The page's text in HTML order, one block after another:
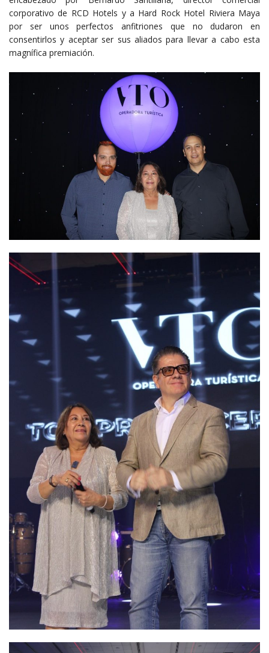
corporativo de RCD Hotels y a Hard Rock Hotel Riviera Maya
por ser unos perfectos anfitriones que no dudaron en
consentirlos y aceptar ser sus aliados para llevar a cabo esta
magnífica premiación.